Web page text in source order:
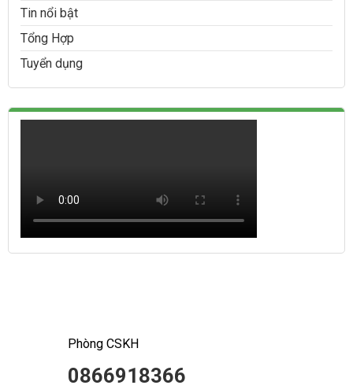
Tin nổi bật
Tổng Hợp
Tuyển dụng
Phòng CSKH
0866918366